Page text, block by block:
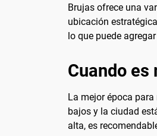
Brujas ofrece una
ubicación
lo que puede
Cuando
La mejor época
bajos y la ciudad
alta, es